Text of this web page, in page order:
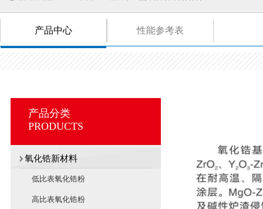
产品中心 性能参考表
产品分类
PRODUCTS
氧化锆新材料
低比表氧化锆粉
高比表氧化锆粉